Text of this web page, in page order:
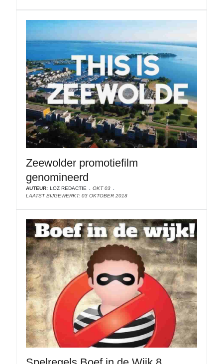
Zeewolder promotiefilm
genomineerd
AUTEUR: LOZ REDACTIE
OKT 03
LAATST BIJGEWERKT: 03 OKTOBER 2018